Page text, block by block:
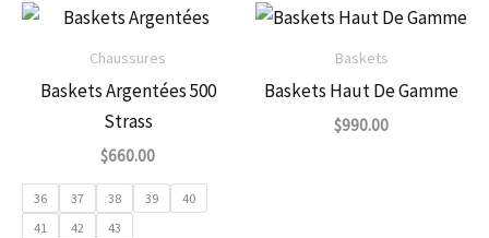
Chaussures
Baskets Argentées 500
Strass
$660.00
36 37 38 39
40
41
42 43
Baskets
Baskets Haut De Gamme
$990.00